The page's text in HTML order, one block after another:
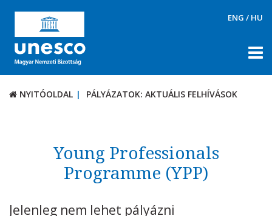
ENG / HU
NYITÓOLDAL PÁLYÁZATOK: AKTUÁLIS FELHÍVÁSOK
TÉMÁK
DOKUMENTUMTÁR
NYITÓOLDAL PÁLYÁZATOK: AKTUÁLIS FELHÍVÁSOK
Young Professionals
Programme (YPP)
Jelenleg nem lehet pályázni